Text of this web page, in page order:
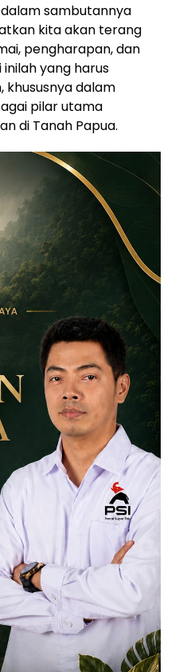
dalam sambutannya
kita akan terang
pengharapan, dan
yang harus
khususnya dalam
pilar utama
di Tanah Papua.